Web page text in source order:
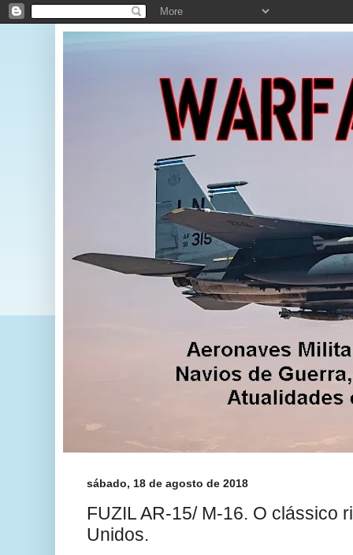
sábado, 18 de agosto de 2018
FUZIL AR-15/ M-16. O clássico
Unidos.